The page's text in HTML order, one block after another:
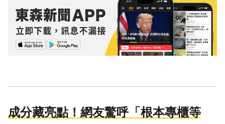
成分藏亮點！網友驚呼「根本專櫃等